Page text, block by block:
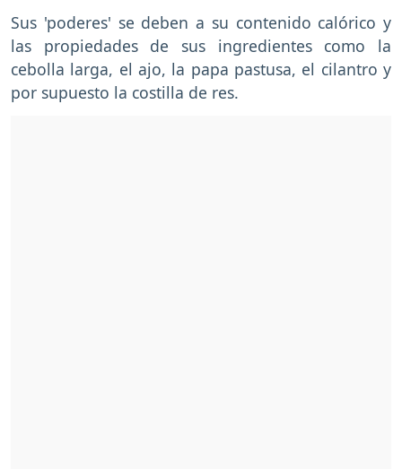
Sus 'poderes' se deben a su contenido calórico y
las propiedades de sus ingredientes como la
cebolla larga, el ajo, la papa pastusa, el cilantro y
por supuesto la costilla de res.